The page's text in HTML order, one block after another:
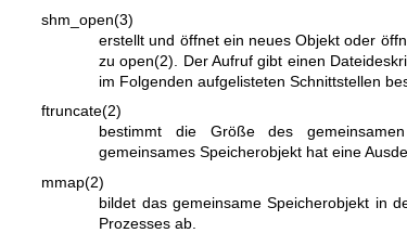
shm_open(3)
erstellt und öffnet ein neues Objekt oder
zuopen(2) . Der Aufruf gibt einen
im Folgenden aufgelisteten Schnittstellen
ftruncate(2)
bestimmt die Größe des
gemeinsames Speicherobjekt hat eine
mmap(2)
bildet das gemeinsame Speicherobjekt in
Prozesses ab.